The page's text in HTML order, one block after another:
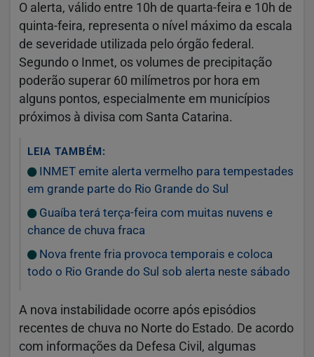
O alerta, válido entre 10h de quarta-feira e 10h de
quinta-feira, representa o nível máximo da escala
de severidade utilizada pelo órgão federal.
Segundo o Inmet, os volumes de precipitação
poderão superar 60 milímetros por hora em
alguns pontos, especialmente em municípios
próximos à divisa com Santa Catarina.
LEIA TAMBÉM:
INMET emite alerta vermelho para tempestades
em grande parte do Rio Grande do Sul
Guaíba terá terça-feira com muitas nuvens e
chance de chuva fraca
Nova frente fria provoca temporais e coloca
todo o Rio Grande do Sul sob alerta neste sábado
A nova instabilidade ocorre após episódios
recentes de chuva no Norte do Estado. De acordo
com informações da Defesa Civil, algumas